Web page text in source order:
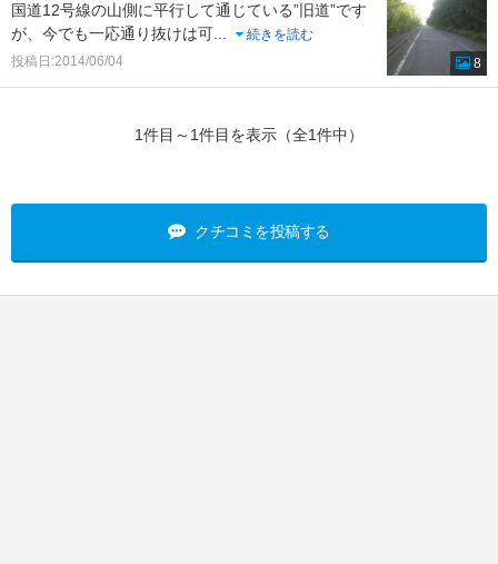
国道12号線の山側に平行して通じている”旧道”です
が、今でも一応通り抜けは可...
続きを読む
投稿日:2014/06/04
8
1件目～1件目を表示（全1件中）
クチコミを投稿する